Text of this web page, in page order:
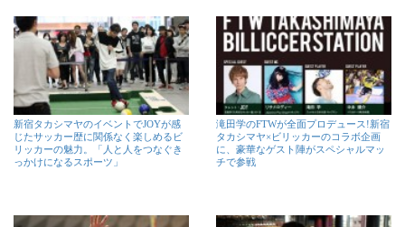
新宿タカシマヤのイベントでJOYが感
じたサッカー歴に関係なく楽しめるビ
リッカーの魅力。「人と人をつなぐき
っかけになるスポーツ」
滝田学のFTWが全面プロデュース!新宿
タカシマヤ×ビリッカーのコラボ企画
に、豪華なゲスト陣がスペシャルマッ
チで参戦